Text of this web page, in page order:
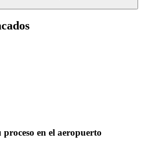
en el aeropuerto